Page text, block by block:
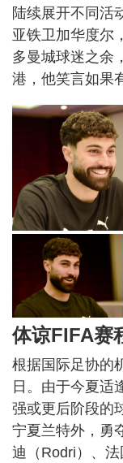
陆续展开不同活
亚铁卫加华度尔
多曼城球迷之余
港，他笑言如果
体谅FIFA赛
根据国际足协的
日。由于今夏适
强或更后阶段的
宁夏兰特外，勇
迪（Rodri）、